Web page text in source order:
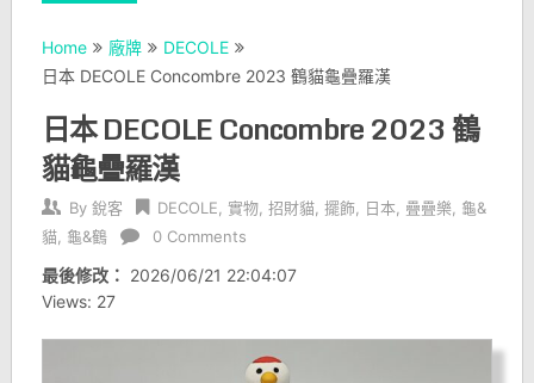
Home 廠牌
DECOLE
日本 DECOLE Concombre 2023 鶴貓龜疊羅漢
日本 DECOLE Concombre 2023 鶴
貓龜疊羅漢
By 銳客 DECOLE 實物, 招財貓, 擺飾, 日本, 疊疊樂, 龜&
貓, 龜&鶴 0 Comments
最後修改： 2026/06/21 22:04:07
Views: 27